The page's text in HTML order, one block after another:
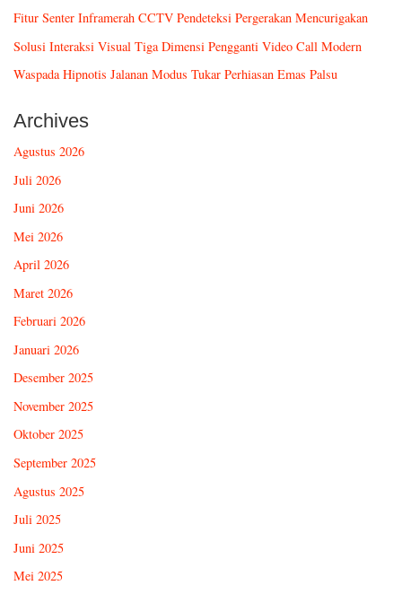
Fitur Senter Inframerah CCTV Pendeteksi Pergerakan Mencurigakan
Solusi Interaksi Visual Tiga Dimensi Pengganti Video Call Modern
Waspada Hipnotis Jalanan Modus Tukar Perhiasan Emas Palsu
Archives
Agustus 2026
Juli 2026
Juni 2026
Mei 2026
April 2026
Maret 2026
Februari 2026
Januari 2026
Desember 2025
November 2025
Oktober 2025
September 2025
Agustus 2025
Juli 2025
Juni 2025
Mei 2025